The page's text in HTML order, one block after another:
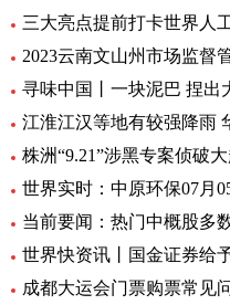
三大亮点提前打卡世界人
寻味中国丨一块泥巴 捏出
江淮江汉等地有较强降雨
株洲“9.21”涉黑专案侦破
世界实时：中原环保07月
当前要闻：热门中概股多
成都大运会门票购票常见